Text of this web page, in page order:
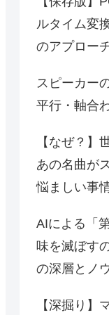
ルタイム変
のアプロー
スピーカー
平行・軸合
【なぜ？】
あの名曲が
悩ましい事
AIによる「
味を滅ぼす
の深層とノ
【深掘り】